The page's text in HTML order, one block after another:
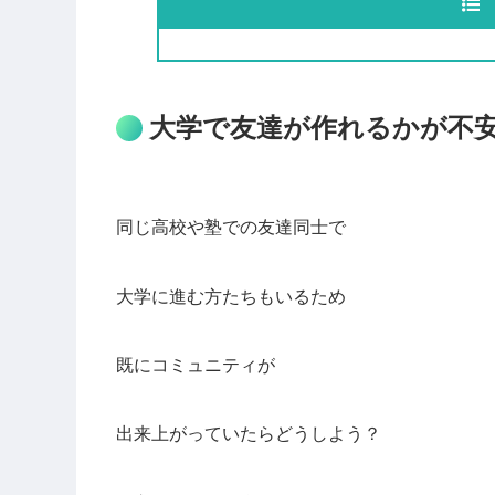
大学で友達が作れるかが不
同じ高校や塾での友達同士で
大学に進む方たちもいるため
既にコミュニティが
出来上がっていたらどうしよう？